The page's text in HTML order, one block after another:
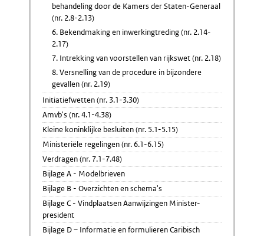
behandeling door de Kamers der Staten-Generaal
(nr. 2.8-2.13)
6. Bekendmaking en inwerkingtreding (nr. 2.14-
2.17)
7. Intrekking van voorstellen van rijkswet (nr. 2.18)
8. Versnelling van de procedure in bijzondere
gevallen (nr. 2.19)
Initiatiefwetten (nr. 3.1-3.30)
Amvb's (nr. 4.1-4.38)
Kleine koninklijke besluiten (nr. 5.1-5.15)
Ministeriële regelingen (nr. 6.1-6.15)
Verdragen (nr. 7.1-7.48)
Bijlage A - Modelbrieven
Bijlage B - Overzichten en schema's
Bijlage C - Vindplaatsen Aanwijzingen Minister-
president
Bijlage D – Informatie en formulieren Caribisch